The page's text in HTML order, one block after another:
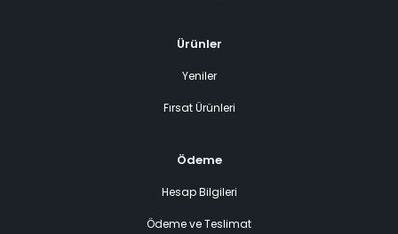
Ürünler
Yeniler
Fırsat Ürünleri
Ödeme
Hesap Bilgileri
Ödeme ve Teslimat